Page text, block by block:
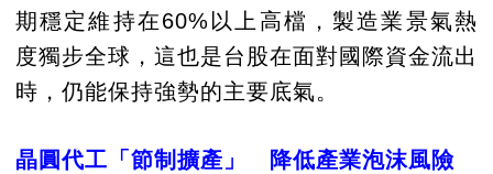
期穩定維持在60%以上高檔，製造業景氣熱
度獨步全球，這也是台股在面對國際資金流出
時，仍能保持強勢的主要底氣。
晶圓代工「節制擴產」 降低產業泡沫風險